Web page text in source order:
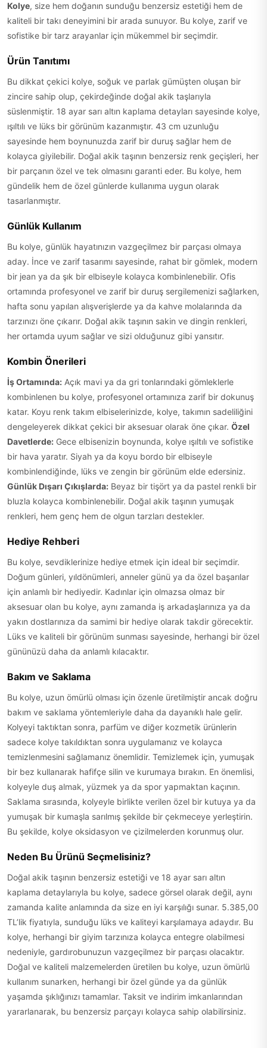
Kolye, size hem doğanın sunduğu benzersiz estetiği hem de
kaliteli bir takı deneyimini bir arada sunuyor. Bu kolye, zarif ve
sofistike bir tarz arayanlar için mükemmel bir seçimdir.
Ürün Tanıtımı
Bu dikkat çekici kolye, soğuk ve parlak gümüşten oluşan bir
zincire sahip olup, çekirdeğinde doğal akik taşlarıyla
süslenmiştir. 18 ayar sarı altın kaplama detayları sayesinde kolye,
ışıltılı ve lüks bir görünüm kazanmıştır. 43 cm uzunluğu
sayesinde hem boynunuzda zarif bir duruş sağlar hem de
kolayca giyilebilir. Doğal akik taşının benzersiz renk geçişleri, her
bir parçanın özel ve tek olmasını garanti eder. Bu kolye, hem
gündelik hem de özel günlerde kullanıma uygun olarak
tasarlanmıştır.
Günlük Kullanım
Bu kolye, günlük hayatınızın vazgeçilmez bir parçası olmaya
aday. İnce ve zarif tasarımı sayesinde, rahat bir gömlek, modern
bir jean ya da şık bir elbiseyle kolayca kombinlenebilir. Ofis
ortamında profesyonel ve zarif bir duruş sergilemenizi sağlarken,
hafta sonu yapılan alışverişlerde ya da kahve molalarında da
tarzınızı öne çıkarır. Doğal akik taşının sakin ve dingin renkleri,
her ortamda uyum sağlar ve sizi olduğunuz gibi yansıtır.
Kombin Önerileri
İş Ortamında: Açık mavi ya da gri tonlarındaki gömleklerle
kombinlenen bu kolye, profesyonel ortamınıza zarif bir dokunuş
katar. Koyu renk takım elbiselerinizde, kolye, takımın sadeliliğini
dengeleyerek dikkat çekici bir aksesuar olarak öne çıkar. Özel
Davetlerde: Gece elbisenizin boynunda, kolye ışıltılı ve sofistike
bir hava yaratır. Siyah ya da koyu bordo bir elbiseyle
kombinlendiğinde, lüks ve zengin bir görünüm elde edersiniz.
Günlük Dışarı Çıkışlarda: Beyaz bir tişört ya da pastel renkli bir
bluzla kolayca kombinlenebilir. Doğal akik taşının yumuşak
renkleri, hem genç hem de olgun tarzları destekler.
Hediye Rehberi
Bu kolye, sevdiklerinize hediye etmek için ideal bir seçimdir.
Doğum günleri, yıldönümleri, anneler günü ya da özel başarılar
için anlamlı bir hediyedir. Kadınlar için olmazsa olmaz bir
aksesuar olan bu kolye, aynı zamanda iş arkadaşlarınıza ya da
yakın dostlarınıza da samimi bir hediye olarak takdir görecektir.
Lüks ve kaliteli bir görünüm sunması sayesinde, herhangi bir özel
gününüzü daha da anlamlı kılacaktır.
Bakım ve Saklama
Bu kolye, uzun ömürlü olması için özenle üretilmiştir ancak doğru
bakım ve saklama yöntemleriyle daha da dayanıklı hale gelir.
Kolyeyi taktıktan sonra, parfüm ve diğer kozmetik ürünlerin
sadece kolye takıldıktan sonra uygulamanız ve kolayca
temizlenmesini sağlamanız önemlidir. Temizlemek için, yumuşak
bir bez kullanarak hafifçe silin ve kurumaya bırakın. En önemlisi,
kolyeyle duş almak, yüzmek ya da spor yapmaktan kaçının.
Saklama sırasında, kolyeyle birlikte verilen özel bir kutuya ya da
yumuşak bir kumaşla sarılmış şekilde bir çekmeceye yerleştirin.
Bu şekilde, kolye oksidasyon ve çizilmelerden korunmuş olur.
Neden Bu Ürünü Seçmelisiniz?
Doğal akik taşının benzersiz estetiği ve 18 ayar sarı altın
kaplama detaylarıyla bu kolye, sadece görsel olarak değil, aynı
zamanda kalite anlamında da size en iyi karşılığı sunar. 5.385,00
TL’lik fiyatıyla, sunduğu lüks ve kaliteyi karşılamaya adaydır. Bu
kolye, herhangi bir giyim tarzınıza kolayca entegre olabilmesi
nedeniyle, gardırobunuzun vazgeçilmez bir parçası olacaktır.
Doğal ve kaliteli malzemelerden üretilen bu kolye, uzun ömürlü
kullanım sunarken, herhangi bir özel günde ya da günlük
yaşamda şıklığınızı tamamlar. Taksit ve indirim imkanlarından
yararlanarak, bu benzersiz parçayı kolayca sahip olabilirsiniz.